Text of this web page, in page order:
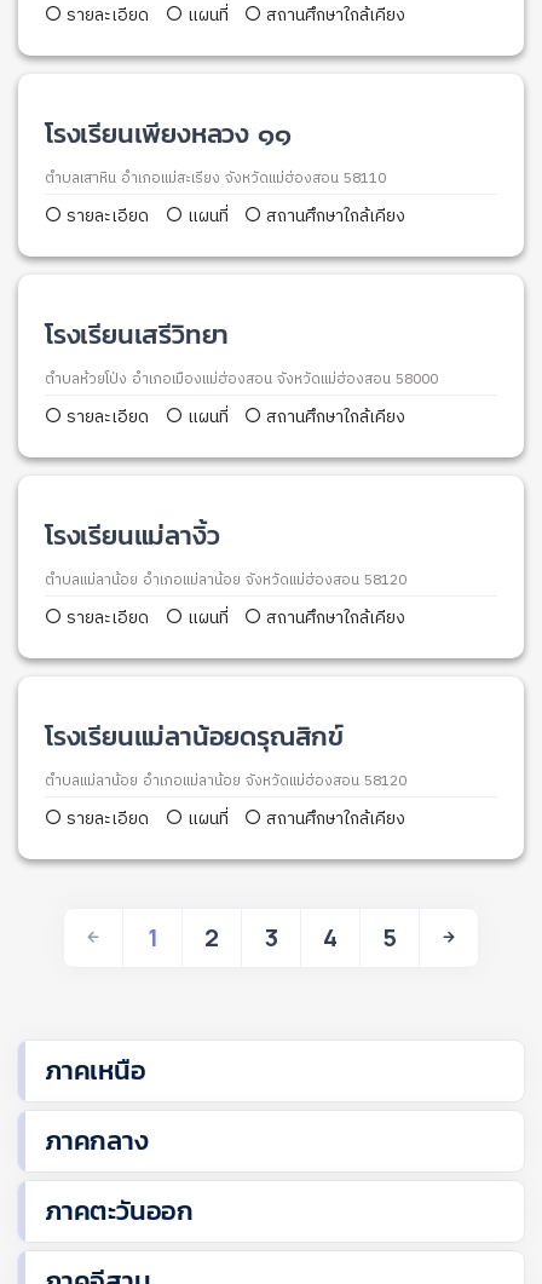
รายละเอียด แผนที่ สถานศึกษาใกล้เคียง
โรงเรียนเพียงหลวง ๑๑
ตำบลเสาหิน อำเภอแม่สะเรียง จังหวัดแม่ฮ่องสอน 58110
รายละเอียด แผนที่ สถานศึกษาใกล้เคียง
โรงเรียนเสรีวิทยา
ตำบลห้วยโป่ง อำเภอเมืองแม่ฮ่องสอน จังหวัดแม่ฮ่องสอน 58000
รายละเอียด แผนที่ สถานศึกษาใกล้เคียง
โรงเรียนแม่ลางิ้ว
ตำบลแม่ลาน้อย อำเภอแม่ลาน้อย จังหวัดแม่ฮ่องสอน 58120
รายละเอียด แผนที่ สถานศึกษาใกล้เคียง
โรงเรียนแม่ลาน้อยดรุณสิกข์
ตำบลแม่ลาน้อย อำเภอแม่ลาน้อย จังหวัดแม่ฮ่องสอน 58120
รายละเอียด แผนที่ สถานศึกษาใกล้เคียง
1 2 3 4 5
ภาคเหนือ
ภาคกลาง
ภาคตะวันออก